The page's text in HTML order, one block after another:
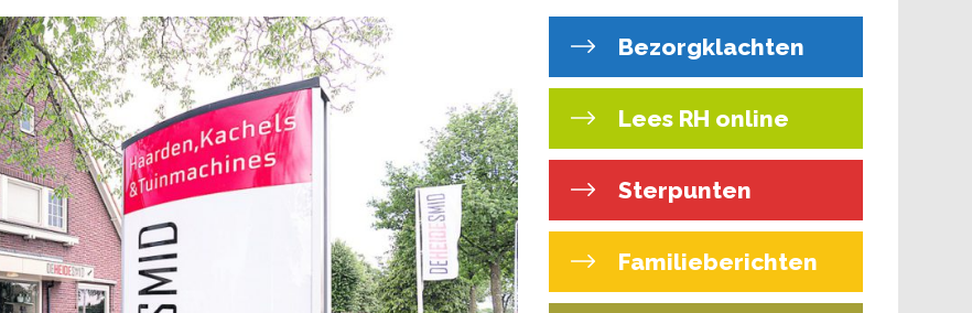
Bezorgklachten
Lees RH online
Sterpunten
Familieberichten